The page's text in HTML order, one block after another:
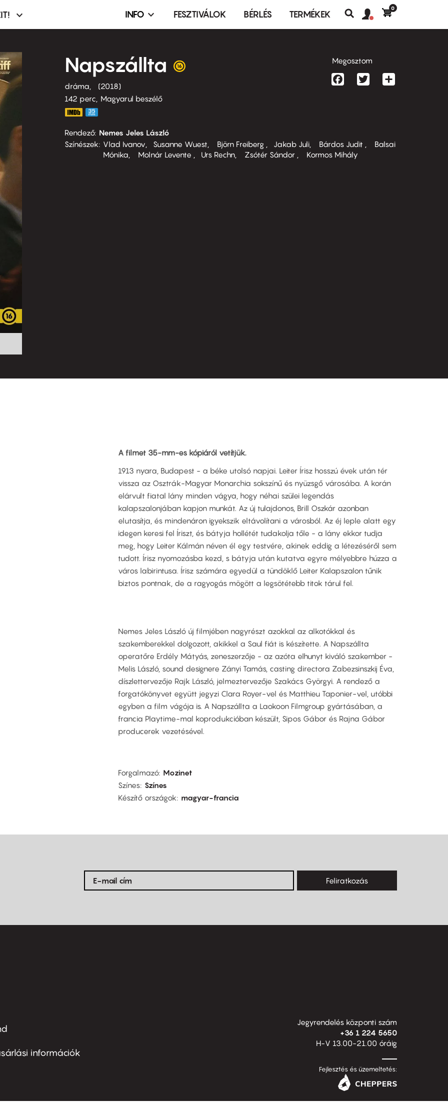
Infó,
terembérlés
menü
INFO FESZTIVÁLOK BÉRLÉS TERMÉKEK
Keresés
fiók
Felhasználói
0
Napszállta
dráma
2018
142 perc,
Magyarul beszélő
Rendező Nemes Jeles László
Színészek
Vlad Ivanov Susanne Wuest Björn Freiberg Jakab Juli Bárdos Judit
Balsai
Mónika
Molnár Levente Urs Rechn Zsótér Sándor Kormos Mihály
Megosztom
FacebookTwitter
A filmet 35-mm-es kópiáról vetítjük.
1913 nyara, Budapest - a béke utolsó napjai. Leiter Írisz hosszú évek után tér
vissza az Osztrák-Magyar Monarchia sokszínű és nyüzsgő városába. A korán
elárvult fiatal lány minden vágya, hogy néhai szülei legendás
kalapszalonjában kapjon munkát. Az új tulajdonos, Brill Oszkár azonban
elutasítja, és mindenáron igyekszik eltávolítani a városból. Az éj leple alatt egy
idegen keresi fel Íriszt, és bátyja hollétét tudakolja tőle - a lány ekkor tudja
meg, hogy Leiter Kálmán néven él egy testvére, akinek eddig a létezéséről sem
tudott. Írisz nyomozásba kezd, s bátyja után kutatva egyre mélyebbre húzza a
város labirintusa. Írisz számára egyedül a tündöklő Leiter Kalapszalon tűnik
biztos pontnak, de a ragyogás mögött a legsötétebb titok tárul fel.
Nemes Jeles László új filmjében nagyrészt azokkal az alkotókkal és
szakemberekkel dolgozott, akikkel a Saul fiát is készítette. A Napszállta
operatőre Erdély Mátyás, zeneszerzője - az azóta elhunyt kiváló szakember -
Melis László, sound designere Zányi Tamás, casting directora Zabezsinszkij Éva,
díszlettervezője Rajk László, jelmeztervezője Szakács Györgyi. A rendező a
forgatókönyvet együtt jegyzi Clara Royer-vel és Matthieu Taponier-vel, utóbbi
egyben a film vágója is. A Napszállta a Laokoon Filmgroup gyártásában, a
francia Playtime-mal koprodukcióban készült, Sipos Gábor és Rajna Gábor
producerek vezetésével.
Forgalmazó Mozinet
Színes Színes
Készítő országok
magyar-francia
Feliratkozás
információk
Jegyrendelés központi szám
+36 1 224 5650
H-V 13.00-21.00 óráig
Fejlesztés és üzemeltetés: